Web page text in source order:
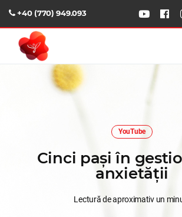
+40 (770) 949.093
YouTube
Cinci pași în
anxietății
Lectură de aproximativ un